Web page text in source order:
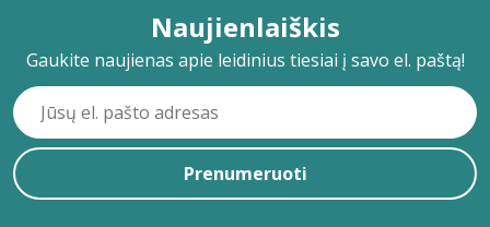
Naujienlaiškis
Gaukite naujienas apie leidinius tiesiai į savo el. paštą!
Prenumeruoti